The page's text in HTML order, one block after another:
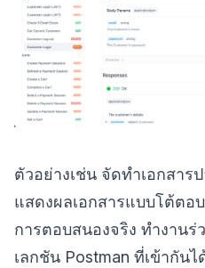
ตัวอย่างเช่น จัดทำเอกสาร
แสดงผลเอกสารแบบโต้ตอ
การตอบสนองจริง ทำงาน
เลกชัน Postman ที่เข้ากัน